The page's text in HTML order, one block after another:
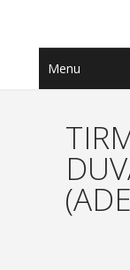
Menu